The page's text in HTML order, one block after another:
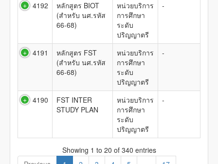
4192
หลักสูตร BIOT
(สำหรับ นศ.รหัส
66-68)
หน่วยบริการ
การศึกษา
ระดับ
ปริญญาตรี
-
4191
หลักสูตร FST
(สำหรับ นศ.รหัส
66-68)
หน่วยบริการ
การศึกษา
ระดับ
ปริญญาตรี
-
4190
FST INTER
STUDY PLAN
หน่วยบริการ
การศึกษา
ระดับ
ปริญญาตรี
-
Showing 1 to 20 of 340 entries